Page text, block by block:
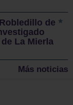
de
La Mierla
Más noticias